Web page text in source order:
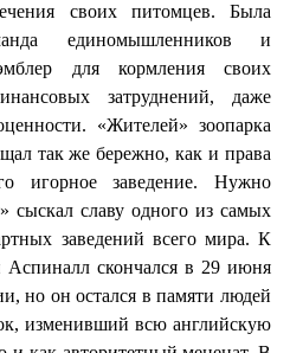
своих питомцев. Была
единомышленников и
для кормления своих
затруднений, даже
«Жителей» зоопарка
так же бережно, как и права
игорное заведение. Нужно
сыскал славу одного из самых
заведений всего мира. К
скончался в 29 июня
но он остался в памяти людей
изменивший всю английскую